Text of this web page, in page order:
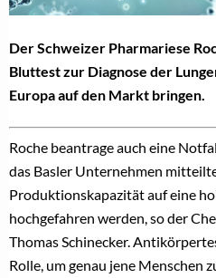
Der Schweizer Pharmariese
Bluttest zur Diagnose der
Europa auf den Markt bringen.
Roche beantrage auch eine
das Basler Unternehmen
Produktionskapazität auf eine
hochgefahren werden, so der
Thomas Schinecker.
Rolle, um genau jene Menschen